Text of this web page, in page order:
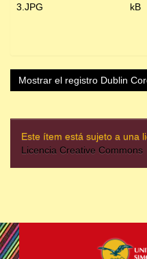
3.JPG
kB
Mostrar el registro Dublin
Este ítem está sujeto a una
Licencia Creative Commons